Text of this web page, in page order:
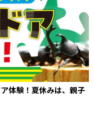
体験！夏休みは、親子